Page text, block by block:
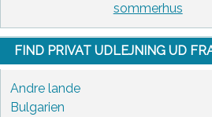
sommerhus
FIND PRIVAT UDLEJNING UD
Andre lande
Bulgarien